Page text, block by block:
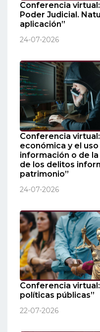
Conferencia
Poder Judicial.
aplicación”
24-07-2026
Conferencia
económica y el
información o de
de los delitos
patrimonio”
24-07-2026
Conferencia
políticas públicas”
22-07-2026